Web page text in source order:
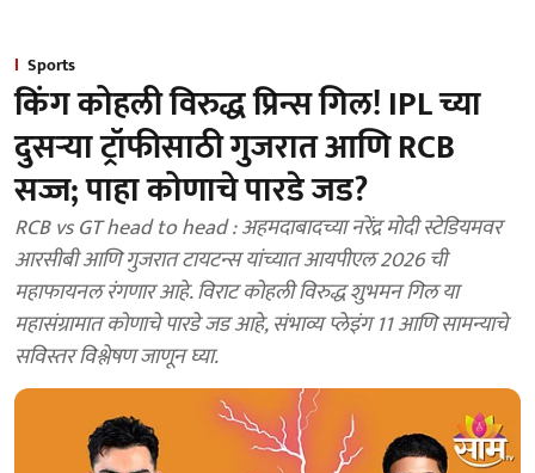
Sports
किंग कोहली विरुद्ध प्रिन्स गिल! IPL च्या
दुसऱ्या ट्रॉफीसाठी गुजरात आणि RCB
सज्ज; पाहा कोणाचे पारडे जड?
RCB vs GT head to head : अहमदाबादच्या नरेंद्र मोदी स्टेडियमवर
आरसीबी आणि गुजरात टायटन्स यांच्यात आयपीएल 2026 ची
महाफायनल रंगणार आहे. विराट कोहली विरुद्ध शुभमन गिल या
महासंग्रामात कोणाचे पारडे जड आहे, संभाव्य प्लेइंग 11 आणि सामन्याचे
सविस्तर विश्लेषण जाणून घ्या.